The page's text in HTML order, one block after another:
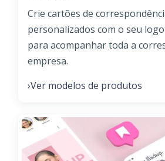
Crie cartões de
personalizados com o seu
para acompanhar toda a
empresa.
›Ver modelos de produtos